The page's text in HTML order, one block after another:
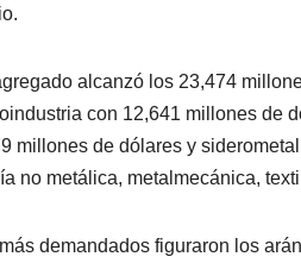
alcanzó los 23,474
con 12,641 millones de
millones de dólares y
no metálica, metalmecánica,
demandados figuraron los